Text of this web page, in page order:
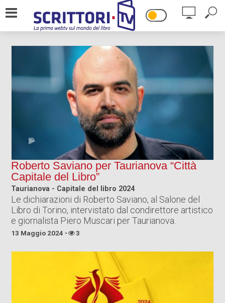
HOME
IL PROGETTO
CONTATTI
Roberto Saviano per Taurianova “Città
Capitale del Libro”
Taurianova - Capitale del libro 2024
Le dichiarazioni di Roberto Saviano, al Salone del
Libro di Torino, intervistato dal condirettore artistico
e giornalista Piero Muscari per Taurianova.
13 Maggio 2024 3